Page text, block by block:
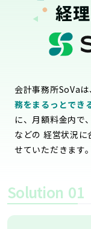
経
会計事務所SoVaは
務をまるっとでき
に、月額料金内で
などの 経営状況
せていただきます。
Solution 01